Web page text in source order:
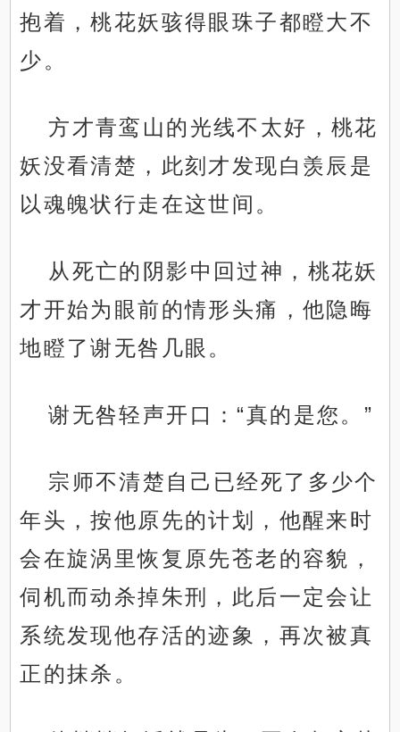
抱着，桃花妖骇得眼珠子都瞪大不
少。
方才青鸾山的光线不太好，桃花
妖没看清楚，此刻才发现白羡辰是
以魂魄状行走在这世间。
从死亡的阴影中回过神，桃花妖
才开始为眼前的情形头痛，他隐晦
地瞪了谢无咎几眼。
谢无咎轻声开口：“真的是您。”
宗师不清楚自己已经死了多少个
年头，按他原先的计划，他醒来时
会在旋涡里恢复原先苍老的容貌，
伺机而动杀掉朱刑，此后一定会让
系统发现他存活的迹象，再次被真
正的抹杀。